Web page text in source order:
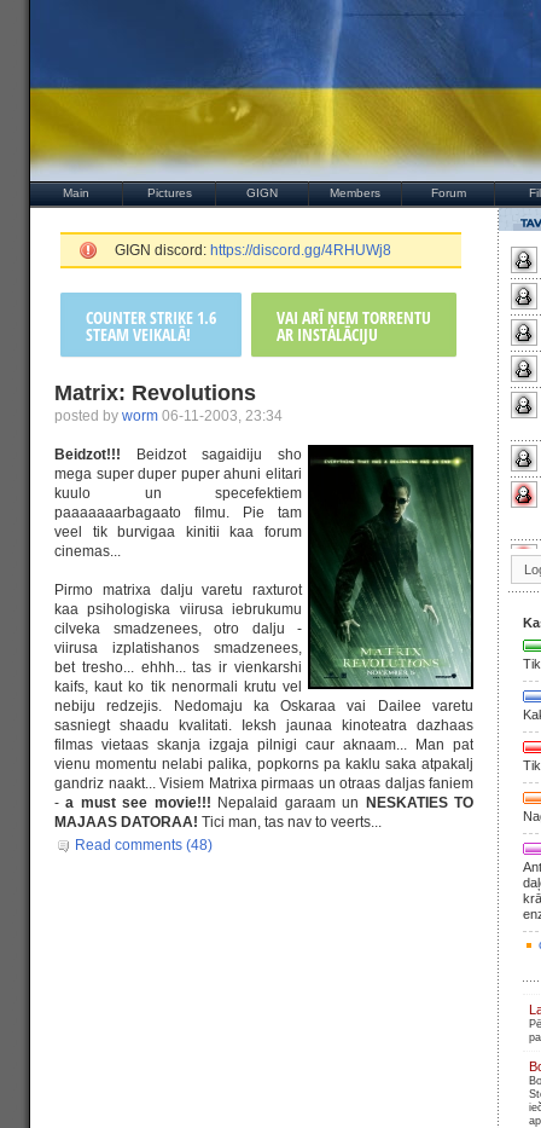
Main Pictures GIGN Members Forum
GIGN discord: https://discord.gg/4RHUWj8
COUNTER STRIKE 1.6
STEAM VEIKALĀ!
VAI ARĪ ŅEM TORRENTU
AR INSTALĀCIJU
Matrix: Revolutions
posted by worm 06-11-2003, 23:34
Beidzot!!! Beidzot sagaidiju sho
mega super duper puper ahuni elitari
kuulo un specefektiem
paaaaaaarbagaato filmu. Pie tam
veel tik burvigaa kinitii kaa forum
cinemas...
Pirmo matrixa dalju varetu raxturot
kaa psihologiska viirusa iebrukumu
cilveka smadzenees, otro dalju -
viirusa izplatishanos smadzenees,
bet tresho... ehhh... tas ir vienkarshi
kaifs, kaut ko tik nenormali krutu vel
nebiju redzejis. Nedomaju ka Oskaraa vai Dailee varetu
sasniegt shaadu kvalitati. Ieksh jaunaa kinoteatra dazhaas
filmas vietaas skanja izgaja pilnigi caur aknaam... Man pat
vienu momentu nelabi palika, popkorns pa kaklu saka atpakalj
gandriz naakt... Visiem Matrixa pirmaas un otraas daljas faniem
-a must see movie!!! Nepalaid garaam un NESKATIES TO
MAJAAS DATORAA! Tici man, tas nav to veerts...
Read comments (48)